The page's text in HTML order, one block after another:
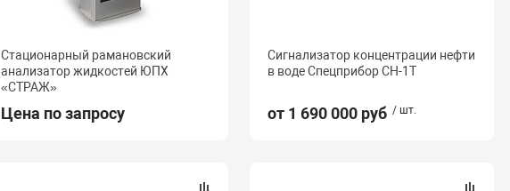
Стационарный рамановский
анализатор жидкостей ЮПХ
«СТРАЖ»
Цена по запросу
Сигнализатор концентрации нефти
в воде Спецприбор СН-1Т
от 1 690 000 руб / шт.